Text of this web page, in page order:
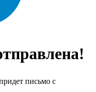
письмо с